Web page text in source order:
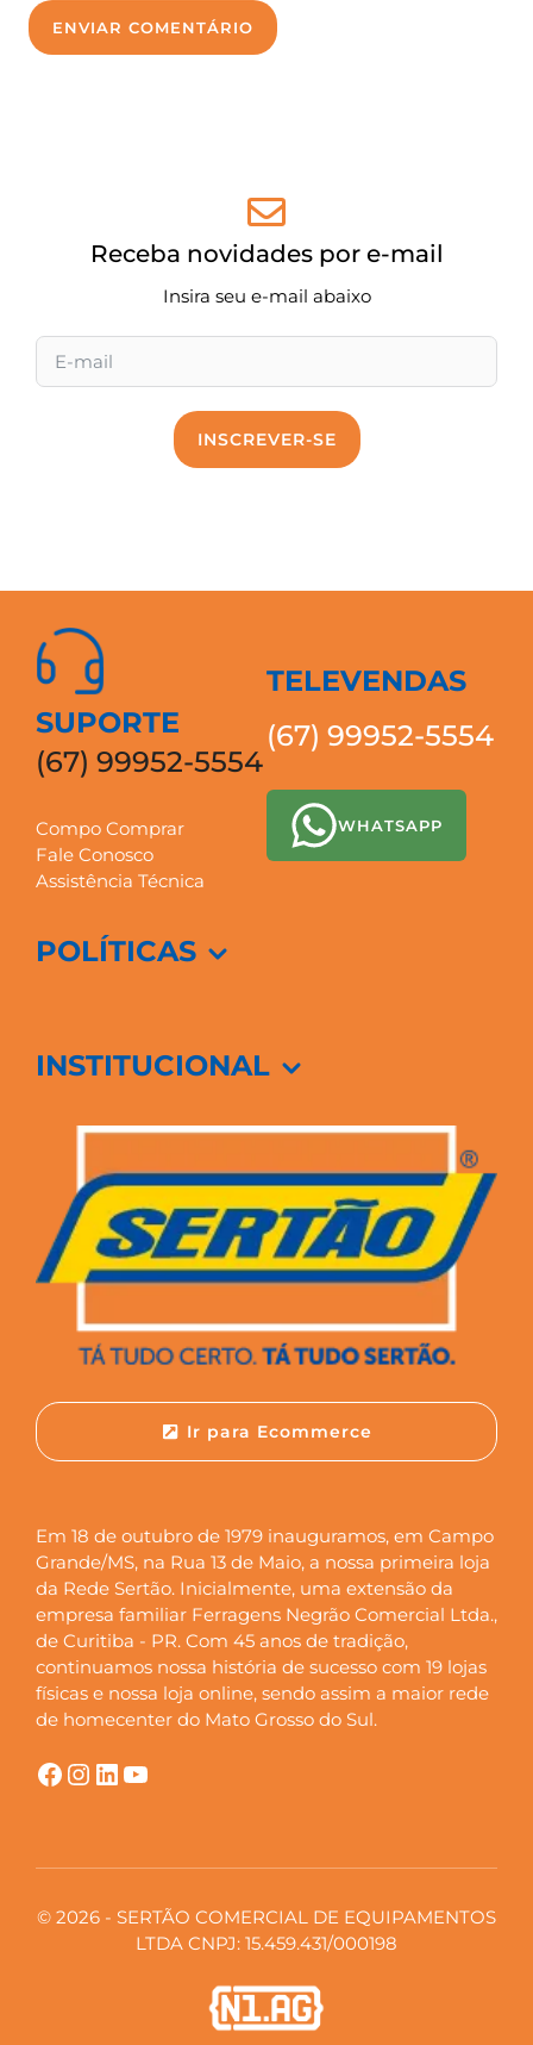
Site
Receba novidades por e-mail
Insira seu e-mail abaixo
INSCREVER-SE
SUPORTE
(67) 99952-5554
Compo Comprar
Fale Conosco
Assistência Técnica
TELEVENDAS
(67) 99952-5554
WHATSAPP
POLÍTICAS
INSTITUCIONAL
Ir para Ecommerce
Em 18 de outubro de 1979 inauguramos, em Campo
Grande/MS, na Rua 13 de Maio, a nossa primeira loja
da Rede Sertão. Inicialmente, uma extensão da
empresa familiar Ferragens Negrão Comercial Ltda.,
de Curitiba - PR. Com 45 anos de tradição,
continuamos nossa história de sucesso com 19 lojas
físicas e nossa loja online, sendo assim a maior rede
de homecenter do Mato Grosso do Sul.
Facebook Instagram LinkedIn YouTube
© 2026 - SERTÃO COMERCIAL DE EQUIPAMENTOS
LTDA CNPJ: 15.459.431/000198